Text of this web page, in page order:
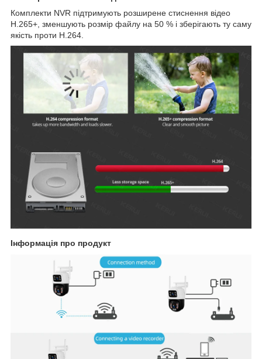
Комплекти NVR підтримують розширене стиснення відео
H.265+, зменшують розмір файлу на 50 % і зберігають ту саму
якість проти H.264.
Інформація про продукт